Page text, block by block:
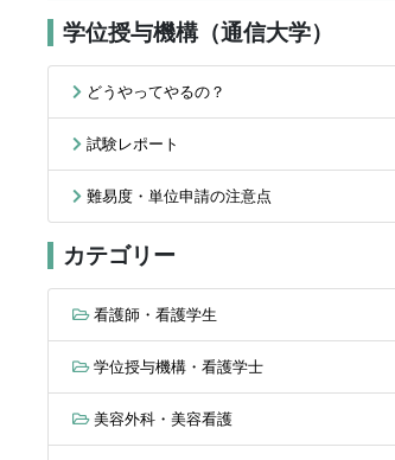
学位授与機構（通信大学）
どうやってやるの？
試験レポート
難易度・単位申請の注意点
カテゴリー
看護師・看護学生
学位授与機構・看護学士
美容外科・美容看護